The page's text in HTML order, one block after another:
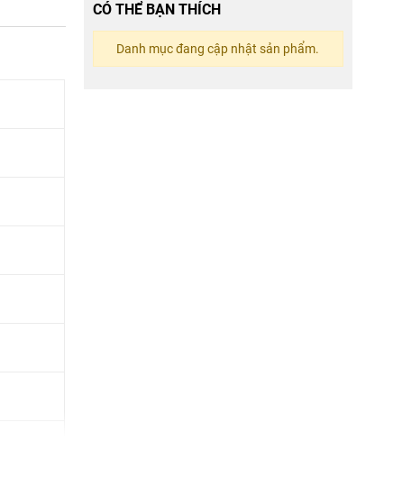
CÓ THỂ BẠN THÍCH
Danh mục đang cập nhật sản phẩm.